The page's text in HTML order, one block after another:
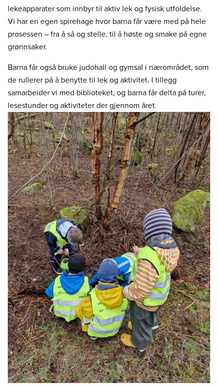
lekeapparater som innbyr til aktiv lek og fysisk utfoldelse.
Vi har en egen spirehage hvor barna får være med på hele
prosessen – fra å så og stelle, til å høste og smake på egne
grønnsaker.
Barna får også bruke judohall og gymsal i nærområdet, som
de rullerer på å benytte til lek og aktivitet. I tillegg
samarbeider vi med biblioteket, og barna får delta på turer,
lesestunder og aktiviteter der gjennom året.